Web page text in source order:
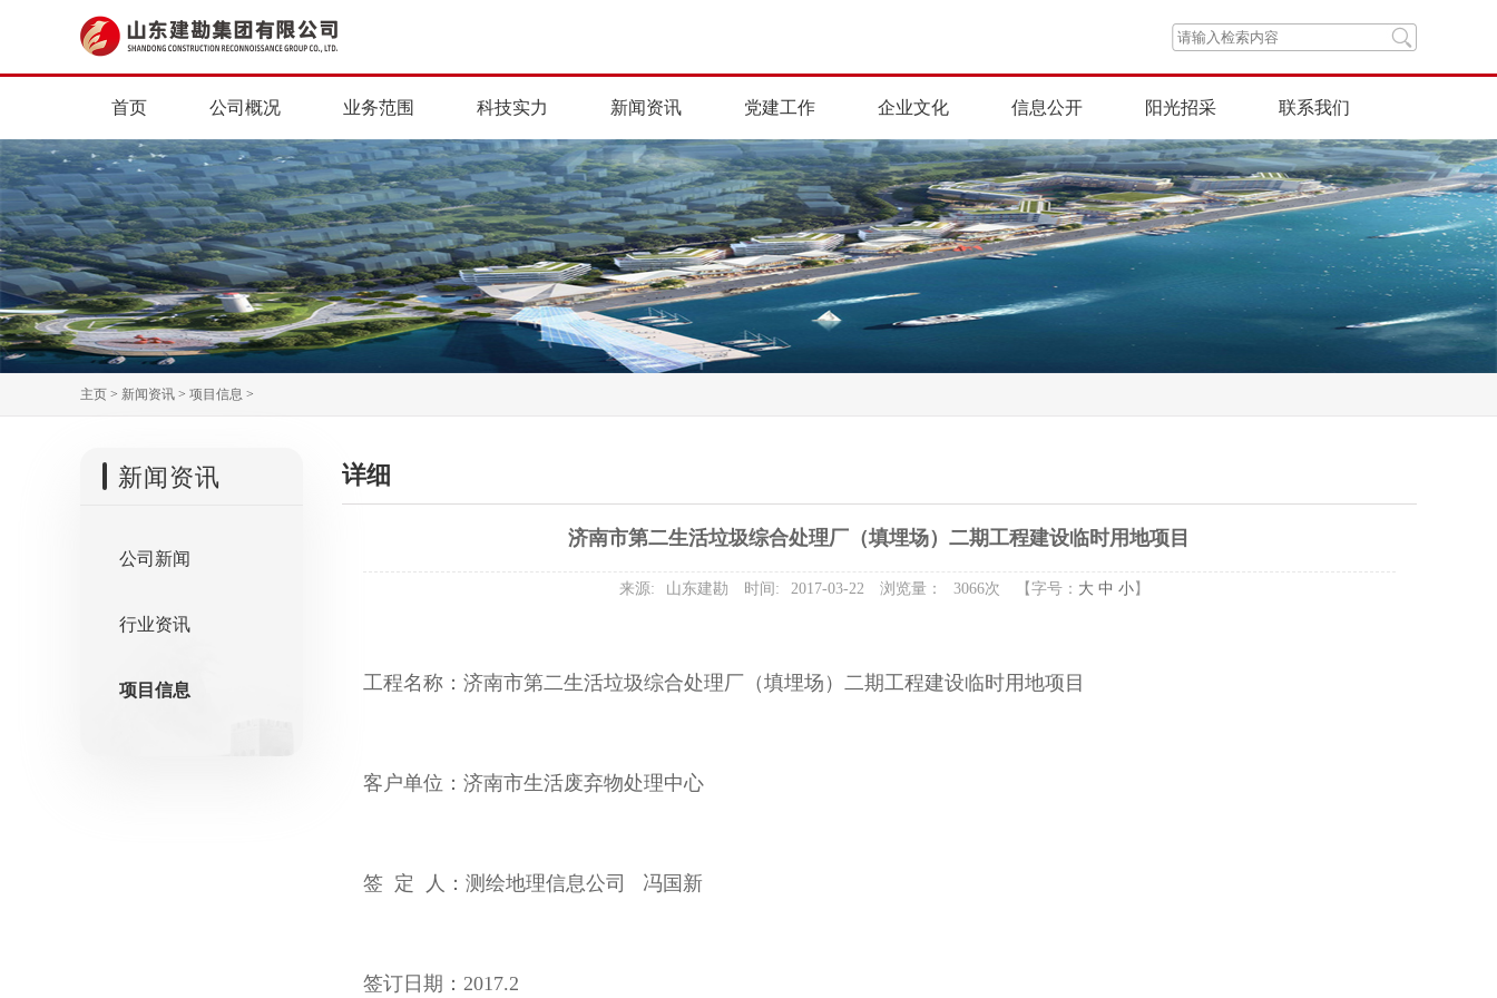
首页 公司概况 业务范围 科技实力 新闻资讯 党建工作 企业文化 信息公开 阳光招采 联系我们
主页 > 新闻资讯 > 项目信息 >
新闻资讯
公司新闻
行业资讯
项目信息
详细
济南市第二生活垃圾综合处理厂（填埋场）二期工程建设临时用地项目
来源: 山东建勘 时间: 2017-03-22 浏览量： 3066次 【字号： 大 中 小 】
工程名称：济南市第二生活垃圾综合处理厂（填埋场）二期工程建设临时用地项目
客户单位：济南市生活废弃物处理中心
签 定 人：测绘地理信息公司 冯国新
签订日期：2017.2